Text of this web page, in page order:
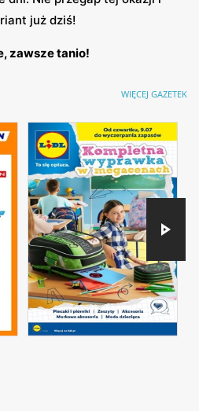
już dziś!
zawsze tanio!